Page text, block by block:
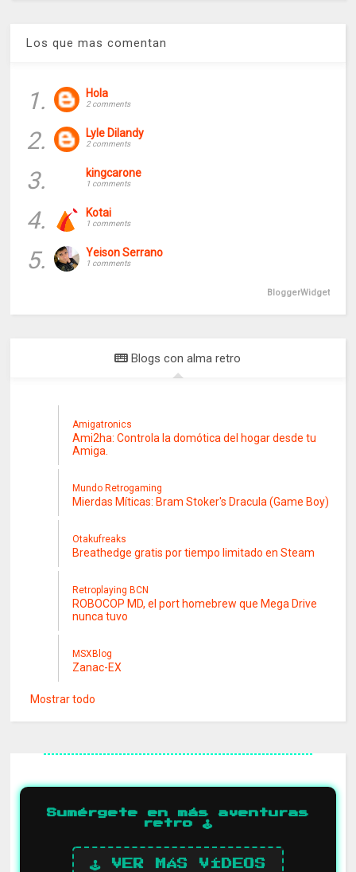
Los que mas comentan
1. Hola
2 comments
2. Lyle Dilandy
2 comments
3. kingcarone
1 comments
4. Kotai
1 comments
5. Yeison Serrano
1 comments
BloggerWidget
Blogs con alma retro
Amigatronics
Ami2ha: Controla la domótica del hogar desde tu
Amiga.
Mundo Retrogaming
Mierdas Míticas: Bram Stoker's Dracula (Game Boy)
Otakufreaks
Breathedge gratis por tiempo limitado en Steam
Retroplaying BCN
ROBOCOP MD, el port homebrew que Mega Drive
nunca tuvo
MSXBlog
Zanac-EX
Mostrar todo
Sumérgete en más aventuras
retro 🕹️
🕹️ VER MÁS VÍDEOS